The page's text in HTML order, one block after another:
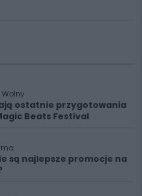
ostatnie przygotowania
Beats Festival
są najlepsze promocje na